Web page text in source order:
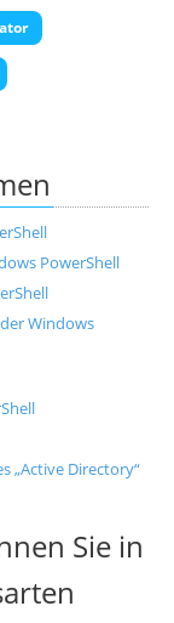
PowerShell
Windows
„Active Directory“
Sie in